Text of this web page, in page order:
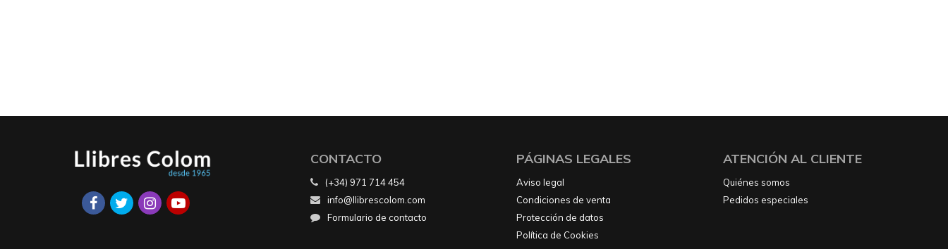
CONTACTO
(+34) 971 714 454
info@llibrescolom.com
Formulario de contacto
PÁGINAS LEGALES
Aviso legal
Condiciones de venta
Protección de datos
Política de Cookies
ATENCIÓN AL CLIENTE
Quiénes somos
Pedidos especiales